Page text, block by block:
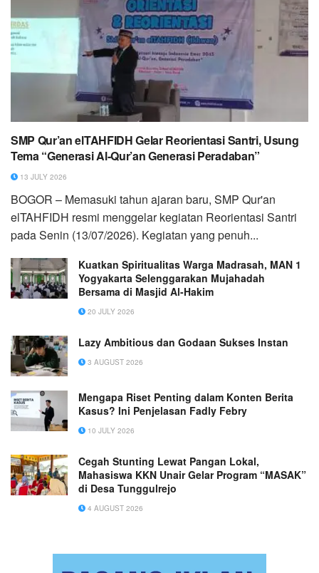
SMP Qur’an elTAHFIDH Gelar Reorientasi Santri, Usung
Tema “Generasi Al-Qur’an Generasi Peradaban”
13 JULY 2026
BOGOR – Memasuki tahun ajaran baru, SMP Qur'an
elTAHFIDH resmi menggelar kegiatan Reorientasi Santri
pada Senin (13/07/2026). Kegiatan yang penuh...
Kuatkan Spiritualitas Warga Madrasah, MAN 1
Yogyakarta Selenggarakan Mujahadah
Bersama di Masjid Al-Hakim
20 JULY 2026
Lazy Ambitious dan Godaan Sukses Instan
3 AUGUST 2026
Mengapa Riset Penting dalam Konten Berita
Kasus? Ini Penjelasan Fadly Febry
10 JULY 2026
Cegah Stunting Lewat Pangan Lokal,
Mahasiswa KKN Unair Gelar Program “MASAK”
di Desa Tunggulrejo
4 AUGUST 2026